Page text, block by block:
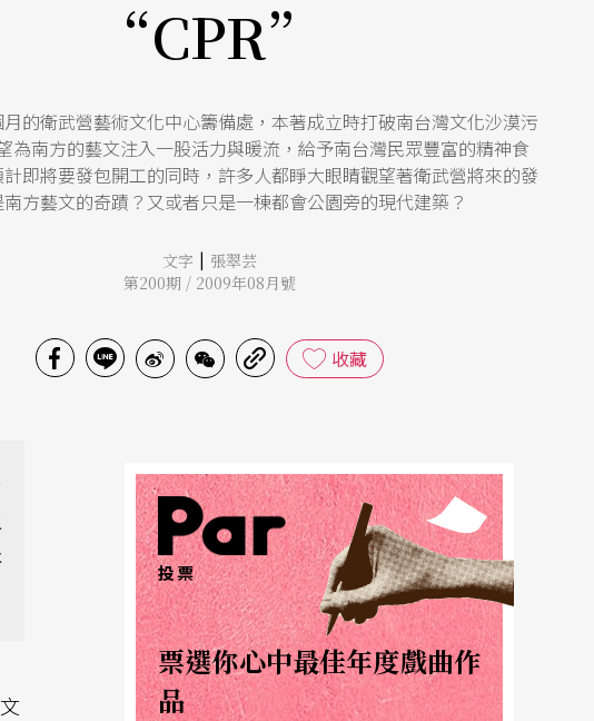
“CPR”
的衛武營藝術文化中心籌備處，本著成立時打破南台灣文化沙漠污
為南方的藝文注入一股活力與暖流，給予南台灣民眾豐富的精神食
即將要發包開工的同時，許多人都睜大眼睛觀望著衛武營將來的發
方藝文的奇蹟？又或者只是一棟都會公園旁的現代建築？
文字 | 張翠芸
第200期 / 2009年08月號
收藏
投票
票選你心中最佳年度戲曲作
品